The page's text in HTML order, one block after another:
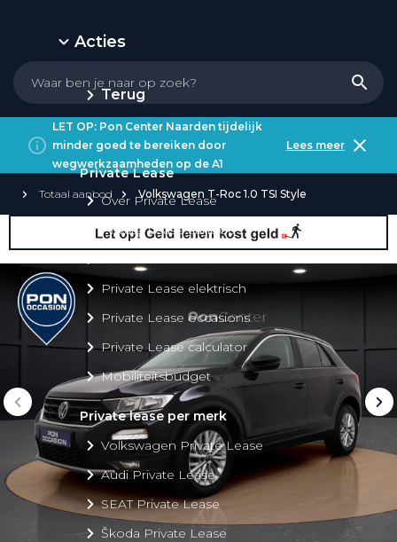
Acties
Terug
Private Lease
Over Private Lease
Private Lease aanbod
Private Lease elektrisch
Private Lease occasions
Private Lease calculator
Mobiliteitsbudget
Private lease per merk
Volkswagen Private Lease
Audi Private Lease
SEAT Private Lease
Škoda Private Lease
LET OP: Pon Center Naarden tijdelijk
minder goed te bereiken door
wegwerkzaamheden op de A1
Lees meer
Totaal aanbod Volkswagen T-Roc 1.0 TSI Style